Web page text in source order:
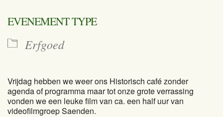
EVENEMENT TYPE
Erfgoed
Vrijdag hebben we weer ons Historisch café zonder
agenda of programma maar tot onze grote verrassing
vonden we een leuke film van ca. een half uur van
videofilmgroep Saenden.